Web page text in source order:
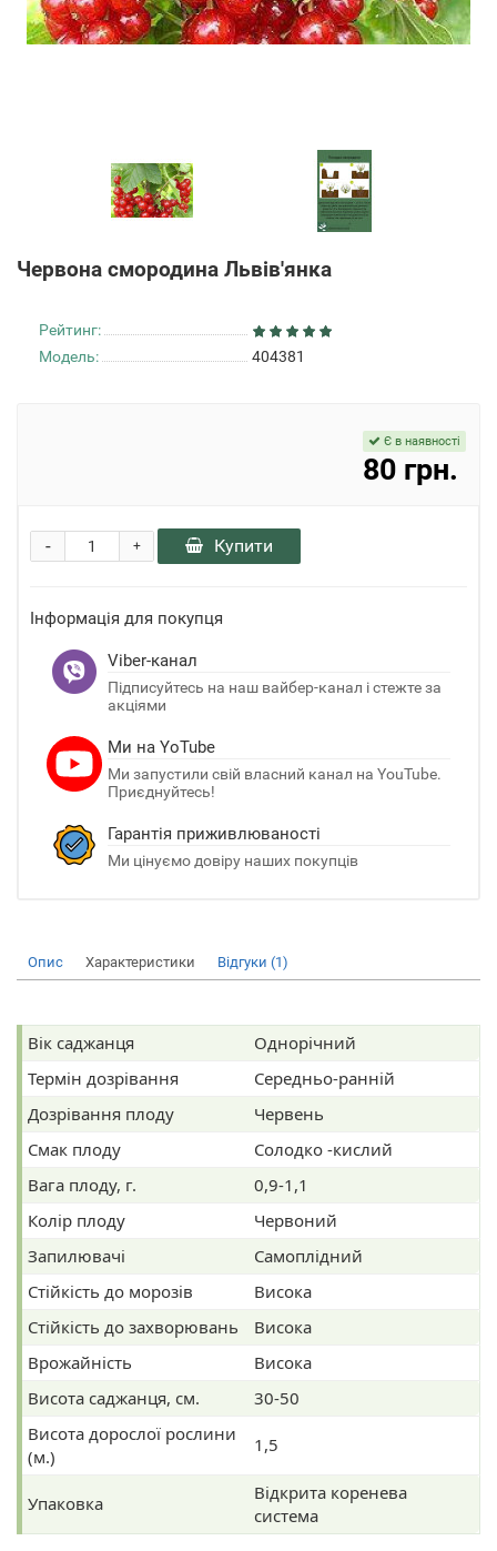
Червона смородина Львів'янка
Рейтинг:
Модель:
404381
Є в наявності
80 грн.
+
- Купити
Інформація для покупця
Viber-канал
Підписуйтесь на наш вайбер-канал і стежте за
акціями
Ми на YoTube
Ми запустили свій власний канал на YouTube.
Приєднуйтесь!
Гарантія приживлюваності
Ми цінуємо довіру наших покупців
Опис Характеристики Відгуки (1)
Вік саджанця
Однорічний
Термін дозрівання
Середньо-ранній
Дозрівання плоду
Червень
Смак плоду
Солодко -кислий
Вага плоду, г.
0,9-1,1
Колір плоду
Червоний
Запилювачі
Самоплідний
Стійкість до морозів
Висока
Стійкість до захворювань
Висока
Врожайність
Висока
Висота саджанця, см.
30-50
Висота дорослої рослини
(м.)
1,5
Упаковка
Відкрита коренева
система